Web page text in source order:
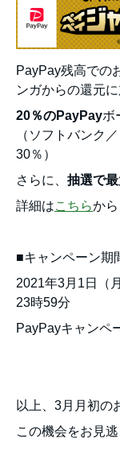
PayPay残高での
ンガからの還元に
20％のPayPayボ
（ソフトバンク
30％）
さらに、 抽選で
詳細はこちらから
■キャンペーン期
2021年3月1日（
23時59分
PayPayキャンペ
以上、3月月初の
この機会をお見逃